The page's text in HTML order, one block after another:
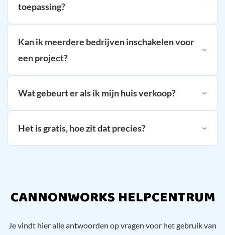
toepassing?
Kan ik meerdere bedrijven inschakelen voor
een project?
Wat gebeurt er als ik mijn huis verkoop?
Het is gratis, hoe zit dat precies?
CANNONWORKS HELPCENTRUM
Je vindt hier alle antwoorden op vragen voor het gebruik van